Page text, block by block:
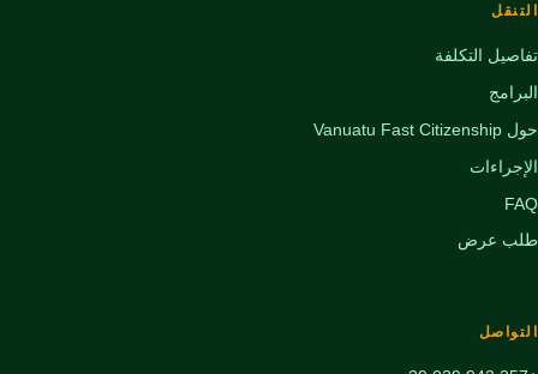
التنقل
تفاصيل التكلفة
البرامج
حول Vanuatu Fast Citizenship
الإجراءات
FAQ
طلب عرض
التواصل